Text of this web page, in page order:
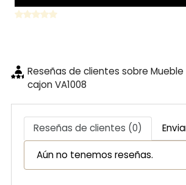
Reseñas de clientes sobre
cajon VA1008
Reseñas de clientes (0)
Aún no tenemos reseñas.